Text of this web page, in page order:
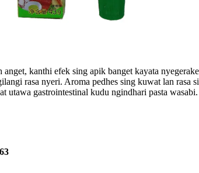
anget, kanthi efek sing apik banget kayata
rasa nyeri. Aroma pedhes sing kuwat lan rasa
utawa gastrointestinal kudu ngindhari pasta